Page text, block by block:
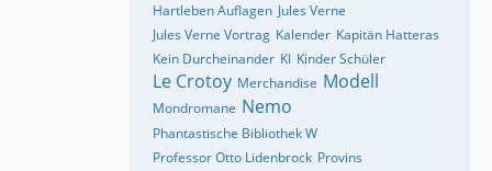
Hartleben Auflagen Jules Verne
Jules Verne Vortrag Kalender Kapitän Hatteras
Kein Durcheinander KI Kinder Schüler
Le Crotoy Merchandise Modell
Mondromane Nemo
Phantastische Bibliothek W
Professor Otto Lidenbrock Provins